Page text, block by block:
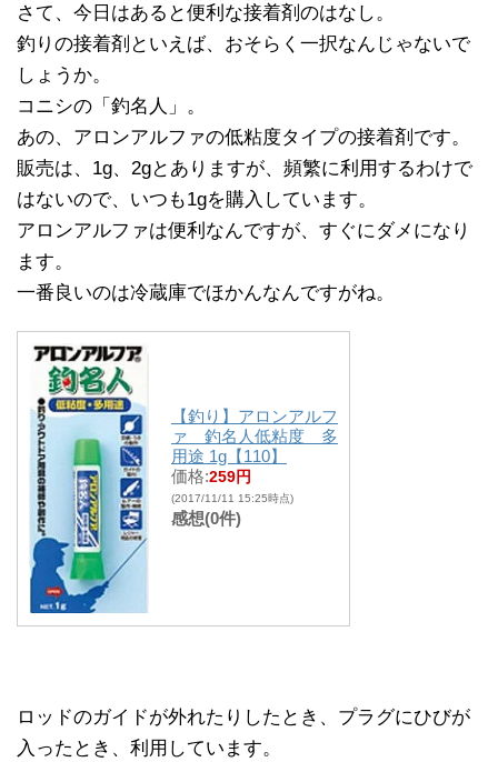
さて、今日はあると便利な接着剤のはなし。
釣りの接着剤といえば、おそらく一択なんじゃないで
しょうか。
コニシの「釣名人」。
あの、アロンアルファの低粘度タイプの接着剤です。
販売は、1g、2gとありますが、頻繁に利用するわけで
はないので、いつも1gを購入しています。
アロンアルファは便利なんですが、すぐにダメになり
ます。
一番良いのは冷蔵庫でほかんなんですがね。
【釣り】アロンアルフ
ァ 釣名人低粘度 多
用途 1g【110】
価格:259円
(2017/11/11 15:25時点)
感想(0件)
ロッドのガイドが外れたりしたとき、プラグにひびが
入ったとき、利用しています。